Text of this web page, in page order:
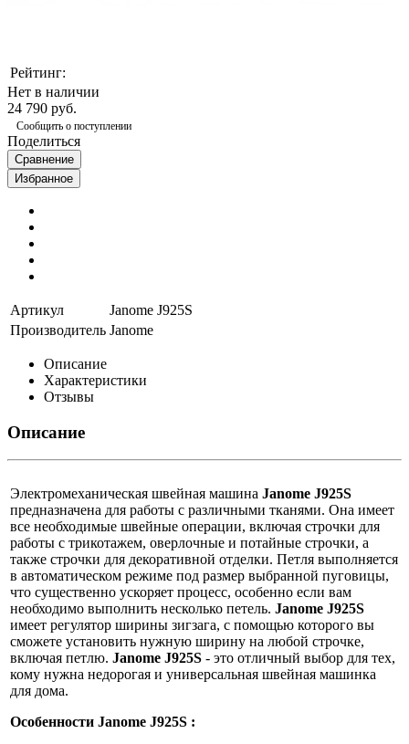
Рейтинг:
Нет в наличии
24 790 руб.
Сообщить о поступлении
Поделиться
Сравнение
Избранное
Артикул
Janome J925S
Производитель Janome
Описание
Характеристики
Отзывы
Описание
Электромеханическая швейная машина Janome J925S
предназначена для работы с различными тканями. Она имеет
все необходимые швейные операции, включая строчки для
работы с трикотажем, оверлочные и потайные строчки, а
также строчки для декоративной отделки. Петля выполняется
в автоматическом режиме под размер выбранной пуговицы,
что существенно ускоряет процесс, особенно если вам
необходимо выполнить несколько петель. Janome J925S
имеет регулятор ширины зигзага, с помощью которого вы
сможете установить нужную ширину на любой строчке,
включая петлю. Janome J925S - это отличный выбор для тех,
кому нужна недорогая и универсальная швейная машинка
для дома.
Особенности Janome J925S :